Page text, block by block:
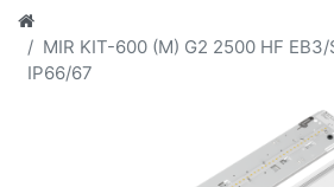
MIR KIT-600 (M) G2 2500 HF
IP66/67